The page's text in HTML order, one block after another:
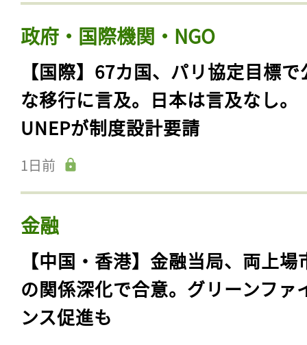
政府・国際機関・NGO
【国際】67カ国、パリ協定目標で
な移行に言及。日本は言及なし。
UNEPが制度設計要請
1日前
金融
【中国・香港】金融当局、両上場
の関係深化で合意。グリーンファ
ンス促進も